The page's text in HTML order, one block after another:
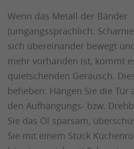
Wenn das Metall der Bänder
(umgangssprachlich:
sich übereinander bewegt
mehr vorhanden ist, kommt
quietschenden Geräusch.
beheben: Hängen Sie die Tür
den Aufhängungs- bzw.
Sie das Öl sparsam,
Sie mit einem Stück